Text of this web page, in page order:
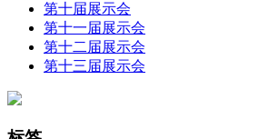
第十届展示会
第十一届展示会
第十二届展示会
第十三届展示会